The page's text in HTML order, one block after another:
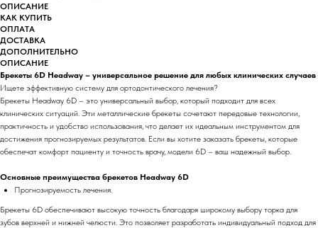
ОПИСАНИЕ
КАК КУПИТЬ
ОПЛАТА
ДОСТАВКА
ДОПОЛНИТЕЛЬНО
ОПИСАНИЕ
Брекеты 6D Headway – универсальное решение для любых клинических случаев
Ищете эффективную систему для ортодонтического лечения?
Брекеты Headway 6D – это универсальный выбор, который подходит для всех
клинических ситуаций. Эти металлические брекеты сочетают передовые технологии,
практичность и удобство использования, что делает их идеальным инструментом для
достижения прогнозируемых результатов. Если вы хотите заказать брекеты, которые
обеспечат комфорт пациенту и точность врачу, модели 6D – ваш надежный выбор.
Основные преимущества брекетов Headway 6D
Прогнозируемость лечения.
Брекеты 6D обеспечивают высокую точность благодаря широкому выбору торка для
зубов верхней и нижней челюсти. Это позволяет разработать индивидуальный подход для